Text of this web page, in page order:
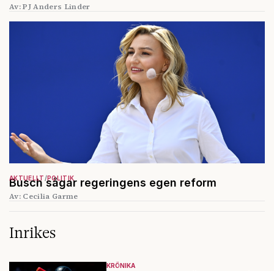
Av: PJ Anders Linder
Busch sågar regeringens egen reform
AKTUELLT POLITIK
Av: Cecilia Garme
Inrikes
KRÖNIKA